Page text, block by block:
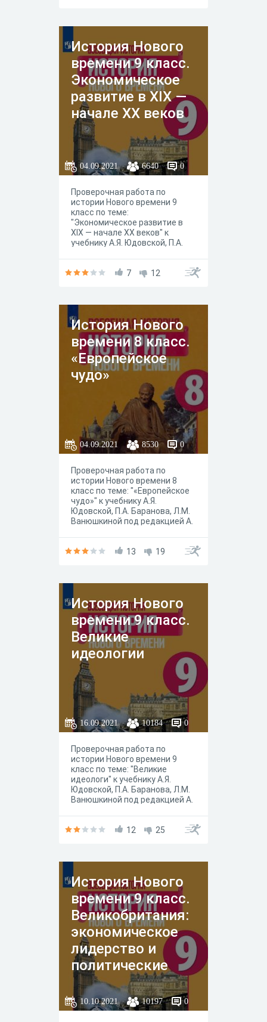
История Нового
времени 9 класс.
Экономическое
развитие в XIX —
начале ХХ веков
04.09.2021 6640 0
Проверочная работа по
истории Нового времени 9
класс по теме:
"Экономическое развитие в
XIX — начале ХХ веков" к
учебнику А.Я. Юдовской, П.А.
Искандерова, Москва
7 12
История Нового
времени 8 класс.
«Европейское
чудо»
04.09.2021 8530 0
Проверочная работа по
истории Нового времени 8
класс по теме: "«Европейское
чудо»" к учебнику А.Я.
Юдовской, П.А. Баранова, Л.М.
Ванюшкиной под редакцией А.
13
19
История Нового
времени 9 класс.
Великие
идеологии
16.09.2021 10184 0
Проверочная работа по
истории Нового времени 9
класс по теме: "Великие
идеологи" к учебнику А.Я.
Юдовской, П.А. Баранова, Л.М.
Ванюшкиной под редакцией А.
12
25
История Нового
времени 9 класс.
Великобритания:
экономическое
лидерство и
политические
реформы
10.10.2021 10197 0